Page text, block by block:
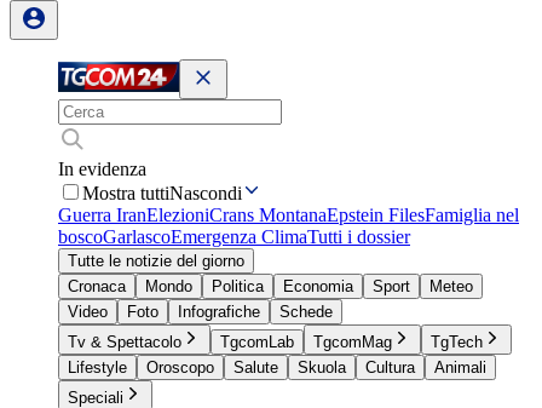
In evidenza
Mostra tuttiNascondi
Guerra IranElezioniCrans MontanaEpstein FilesFamiglia nel
boscoGarlascoEmergenza ClimaTutti i dossier
Tutte le notizie del giorno
Cronaca
Mondo Politica Economia Sport
Meteo
Video
Foto Infografiche
Schede
Tv & Spettacolo
TgcomLab TgcomMag
TgTech
Lifestyle
Oroscopo Salute Skuola Cultura
Animali
Speciali